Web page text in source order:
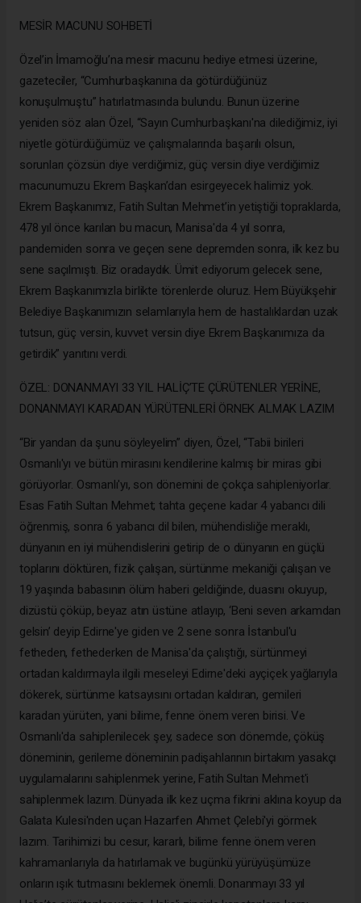
MESİR MACUNU SOHBETİ
Özel’in İmamoğlu’na mesir macunu hediye etmesi üzerine,
gazeteciler, “Cumhurbaşkanına da götürdüğünüz
konuşulmuştu” hatırlatmasında bulundu. Bunun üzerine
yeniden söz alan Özel, “Sayın Cumhurbaşkanı'na dilediğimiz, iyi
niyetle götürdüğümüz ve çalışmalarında başarılı olsun,
sorunları çözsün diye verdiğimiz, güç versin diye verdiğimiz
macunumuzu Ekrem Başkan’dan esirgeyecek halimiz yok.
Ekrem Başkanımız, Fatih Sultan Mehmet’in yetiştiği topraklarda,
478 yıl önce karılan bu macun, Manisa'da 4 yıl sonra,
pandemiden sonra ve geçen sene depremden sonra, ilk kez bu
sene saçılmıştı. Biz oradaydık. Ümit ediyorum gelecek sene,
Ekrem Başkanımızla birlikte törenlerde oluruz. Hem Büyükşehir
Belediye Başkanımızın selamlarıyla hem de hastalıklardan uzak
tutsun, güç versin, kuvvet versin diye Ekrem Başkanımıza da
getirdik” yanıtını verdi.
ÖZEL: DONANMAYI 33 YIL HALİÇ’TE ÇÜRÜTENLER YERİNE,
DONANMAYI KARADAN YÜRÜTENLERİ ÖRNEK ALMAK LAZIM
“Bir yandan da şunu söyleyelim” diyen, Özel, “Tabii birileri
Osmanlı'yı ve bütün mirasını kendilerine kalmış bir miras gibi
görüyorlar. Osmanlı'yı, son dönemini de çokça sahipleniyorlar.
Esas Fatih Sultan Mehmet; tahta geçene kadar 4 yabancı dili
öğrenmiş, sonra 6 yabancı dil bilen, mühendisliğe meraklı,
dünyanın en iyi mühendislerini getirip de o dünyanın en güçlü
toplarını döktüren, fizik çalışan, sürtünme mekaniği çalışan ve
19 yaşında babasının ölüm haberi geldiğinde, duasını okuyup,
dizüstü çöküp, beyaz atın üstüne atlayıp, ‘Beni seven arkamdan
gelsin’ deyip Edirne'ye giden ve 2 sene sonra İstanbul'u
fetheden, fethederken de Manisa'da çalıştığı, sürtünmeyi
ortadan kaldırmayla ilgili meseleyi Edirne'deki ayçiçek yağlarıyla
dökerek, sürtünme katsayısını ortadan kaldıran, gemileri
karadan yürüten, yani bilime, fenne önem veren birisi. Ve
Osmanlı'da sahiplenilecek şey, sadece son dönemde, çöküş
döneminin, gerileme döneminin padişahlarının birtakım yasakçı
uygulamalarını sahiplenmek yerine, Fatih Sultan Mehmet'i
sahiplenmek lazım. Dünyada ilk kez uçma fikrini aklına koyup da
Galata Kulesi'nden uçan Hazarfen Ahmet Çelebi'yi görmek
lazım. Tarihimizi bu cesur, kararlı, bilime fenne önem veren
kahramanlarıyla da hatırlamak ve bugünkü yürüyüşümüze
onların ışık tutmasını beklemek önemli. Donanmayı 33 yıl